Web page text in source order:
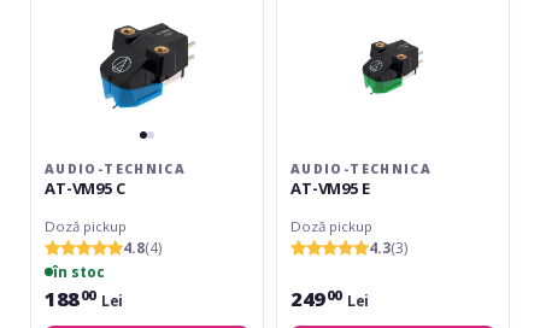
AUDIO-TECHNICA
AT-VM95 C
Doză pickup
4.8(4)
în stoc
18800 Lei
AUDIO-TECHNICA
AT-VM95 E
Doză pickup
4.3(3)
24900 Lei